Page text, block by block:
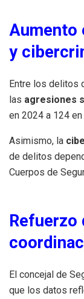
Aumento
y
Entre los delitos
las agresiones
en 2024 a 124
Asimismo, la
de delitos
Cuerpos de
Refuerzo
El concejal de
que los datos